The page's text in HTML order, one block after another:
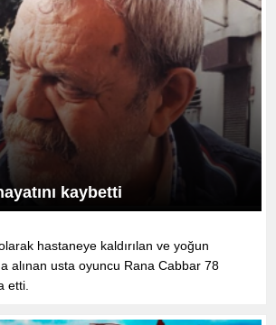
kaybetti
hastaneye kaldırılan ve yoğun
alınan usta oyuncu Rana Cabbar 78
etti.